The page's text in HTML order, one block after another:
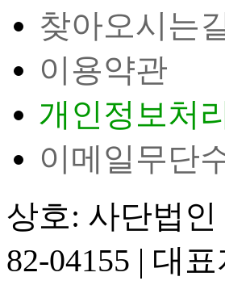
찾아오시는
이용약관
개인정보처
이메일무단
상호: 사단법
82-04155 | 대